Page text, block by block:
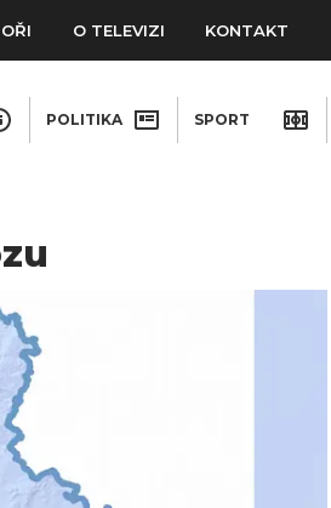
O TELEVIZI KONTAKT
POLITIKA SPORT